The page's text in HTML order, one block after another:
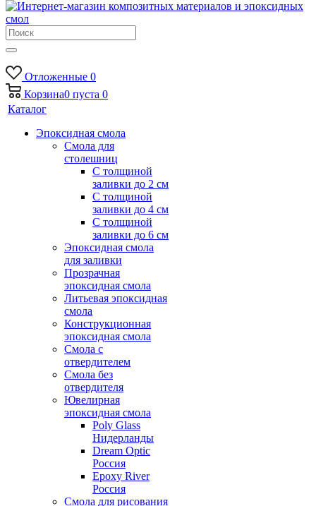
Отложенные 0
Корзина0 пуста 0
Каталог
Эпоксидная смола
Смола для
столешниц
С толщиной
заливки до 2 см
С толщиной
заливки до 4 см
С толщиной
заливки до 6 см
Эпоксидная смола
для заливки
Прозрачная
эпоксидная смола
Литьевая эпоксидная
смола
Конструкционная
эпоксидная смола
Смола с
отвердителем
Смола без
отвердителя
Ювелирная
эпоксидная смола
Poly Glass
Нидерланды
Dream Optic
Россия
Epoxy River
Россия
Смола для рисования